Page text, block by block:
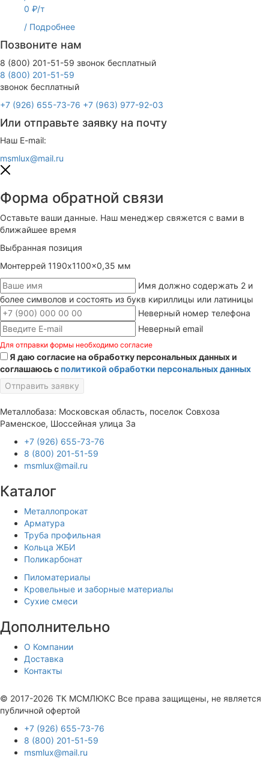
0 ₽/т
/ Подробнее
Позвоните нам
8 (800) 201-51-59
звонок бесплатный
+7 (926) 655-73-76 +7 (963) 977-92-03
Или отправьте заявку на почту
Наш E-mail:
msmlux@mail.ru
Форма обратной связи
Оставьте ваши данные. Наш менеджер свяжется с вами в
ближайшее время
Выбранная позиция
Монтеррей 1190x1100x0,35 мм
Имя должно содержать 2 и
более символов и состоять из букв кириллицы или латиницы
Неверный номер телефона
Неверный email
Для отправки формы необходимо согласие
Я даю согласие на обработку персональных данных и
соглашаюсь сполитикой обработки персональных данных
Отправить заявку
Металлобаза: Московская область, поселок Совхоза
Раменское, Шоссейная улица 3а
+7 (926) 655-73-76
8 (800) 201-51-59
msmlux@mail.ru
Каталог
Металлопрокат
Арматура
Труба профильная
Кольца ЖБИ
Поликарбонат
Пиломатериалы
Кровельные и заборные материалы
Сухие смеси
Дополнительно
О Компании
Доставка
Контакты
© 2017-2026 ТК МСМЛЮКС Все права защищены, не является
публичной офертой
+7 (926) 655-73-76
8 (800) 201-51-59
msmlux@mail.ru